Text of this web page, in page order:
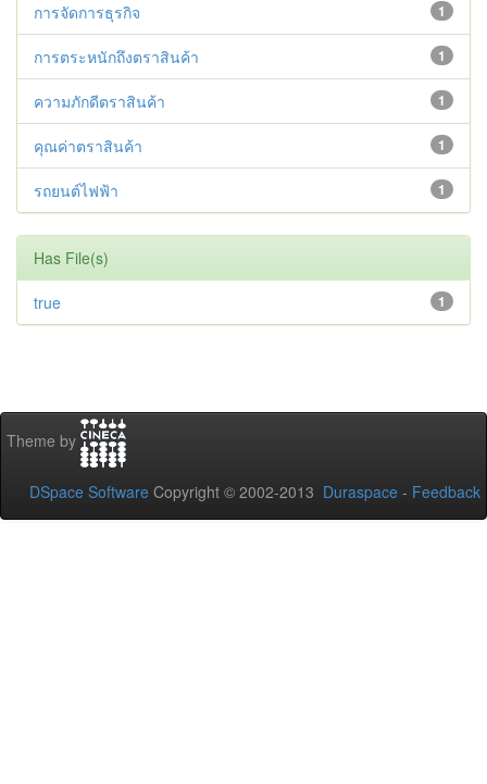
1
การจัดการธุรกิจ
1
การตระหนักถึงตราสินค้า
1
ความภักดีตราสินค้า
1
คุณค่าตราสินค้า
1
รถยนต์ไฟฟ้า
Has File(s)
1
true
Theme by
DSpace Software Copyright © 2002-2013 Duraspace - Feedback